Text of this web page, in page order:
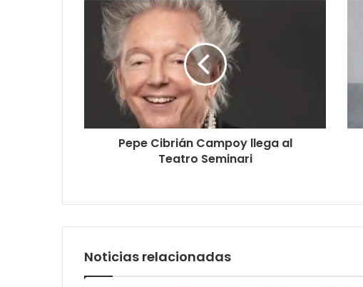
Pepe Cibrián Campoy llega al
Teatro Seminari
Noticias relacionadas